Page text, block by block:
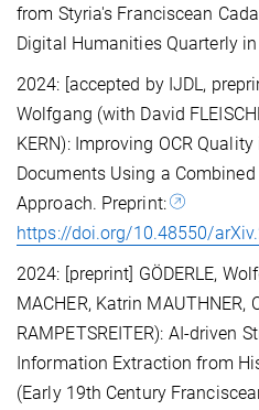
from Styria's Franciscean
Digital Humanities Quarterly
2024: [accepted by IJDL,
Wolfgang (with David
KERN): Improving OCR
Documents Using a
Approach. Preprint:
https://doi.org/10.48550/
2024: [preprint] GÖDERLE,
MACHER, Katrin MAUTHNER,
RAMPETSREITER): AI-driven
Information Extraction from
(Early 19th Century